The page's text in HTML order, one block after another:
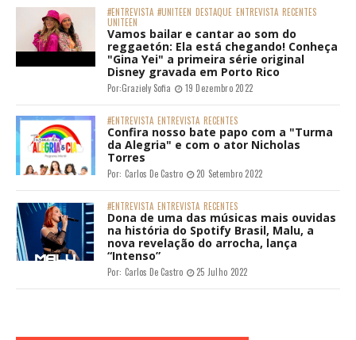
#ENTREVISTA #UNITEEN DESTAQUE ENTREVISTA RECENTES
UNITEEN
Vamos bailar e cantar ao som do
reggaetón: Ela está chegando! Conheça
"Gina Yei" a primeira série original
Disney gravada em Porto Rico
Por:Graziely Sofia 19 Dezembro 2022
#ENTREVISTA ENTREVISTA RECENTES
Confira nosso bate papo com a "Turma
da Alegria" e com o ator Nicholas
Torres
Por: Carlos De Castro 20 Setembro 2022
#ENTREVISTA ENTREVISTA RECENTES
Dona de uma das músicas mais ouvidas
na história do Spotify Brasil, Malu, a
nova revelação do arrocha, lança
“Intenso”
Por: Carlos De Castro 25 Julho 2022